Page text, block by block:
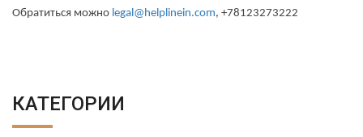
Обратиться можно legal@helplinein.com, +78123273222
КАТЕГОРИИ